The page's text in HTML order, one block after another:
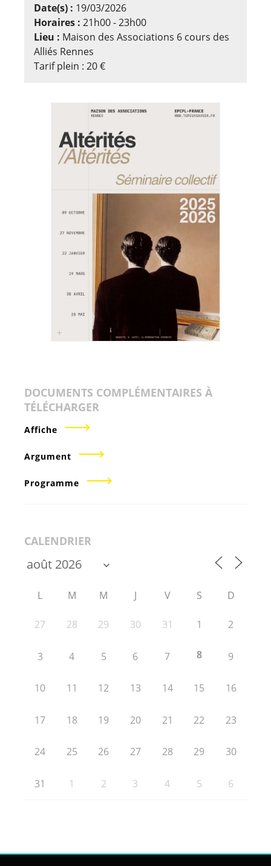
Date(s) : 19/03/2026
Horaires : 21h00 - 23h00
Lieu : Maison des Associations 6 cours des
Alliés Rennes
Tarif plein : 20 €
DOCUMENTS COMPLÉMENTAIRES À
TÉLÉCHARGER
Affiche
Argument
Programme
CALENDRIER
L M M J V S D
27 28 29 30 31 1 2
3 4 5 6 7 8 9
10 11 12 13 14 15 16
17 18 19 20 21 22 23
24 25 26 27 28 29 30
31 1 2 3 4 5 6